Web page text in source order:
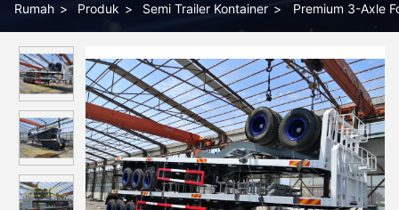
Rumah > Produk > Semi Trailer Kontainer > Premium 3-Axle